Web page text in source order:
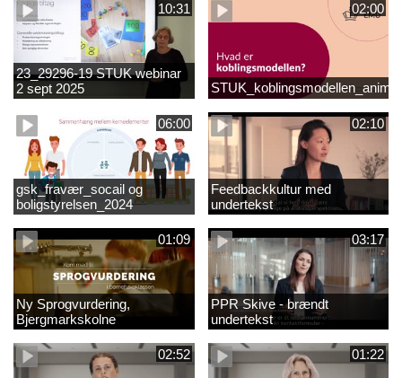
10:31
23_29296-19 STUK webinar
2 sept 2025
1889337_1_1.MP4
02:00
06:00
gsk_fravær_socail og
boligstyrelsen_2024
02:10
Feedbackkultur med
undertekst
01:09
Ny Sprogvurdering,
Bjergmarkskolne
03:17
PPR Skive - brændt
undertekst
02:52 01:22